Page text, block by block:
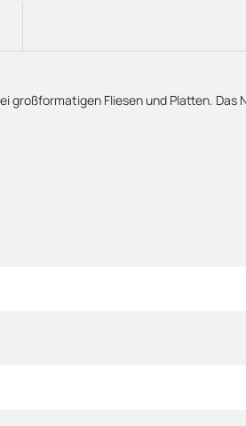
großformatigen Fliesen und Platten.